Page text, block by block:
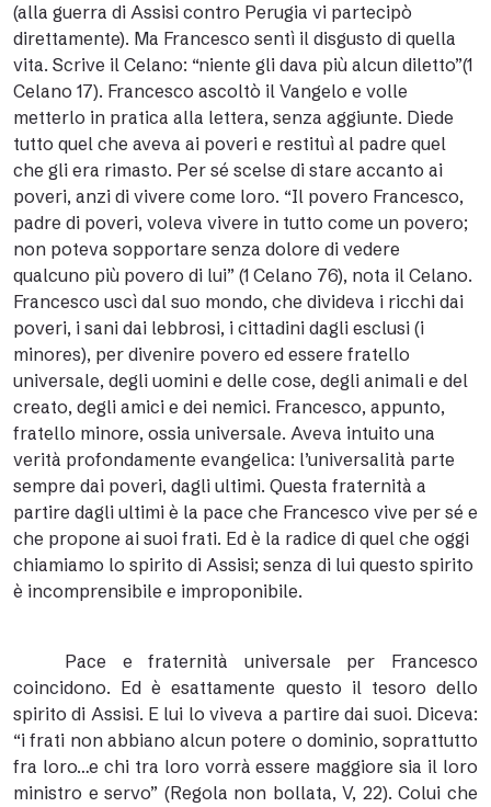
(alla guerra di Assisi contro Perugia vi partecipò
direttamente). Ma Francesco sentì il disgusto di quella
vita. Scrive il Celano: “niente gli dava più alcun diletto”(1
Celano 17). Francesco ascoltò il Vangelo e volle
metterlo in pratica alla lettera, senza aggiunte. Diede
tutto quel che aveva ai poveri e restituì al padre quel
che gli era rimasto. Per sé scelse di stare accanto ai
poveri, anzi di vivere come loro. “Il povero Francesco,
padre di poveri, voleva vivere in tutto come un povero;
non poteva sopportare senza dolore di vedere
qualcuno più povero di lui” (1 Celano 76), nota il Celano.
Francesco uscì dal suo mondo, che divideva i ricchi dai
poveri, i sani dai lebbrosi, i cittadini dagli esclusi (i
minores), per divenire povero ed essere fratello
universale, degli uomini e delle cose, degli animali e del
creato, degli amici e dei nemici. Francesco, appunto,
fratello minore, ossia universale. Aveva intuito una
verità profondamente evangelica: l’universalità parte
sempre dai poveri, dagli ultimi. Questa fraternità a
partire dagli ultimi è la pace che Francesco vive per sé e
che propone ai suoi frati. Ed è la radice di quel che oggi
chiamiamo lo spirito di Assisi; senza di lui questo spirito
è incomprensibile e improponibile.
Pace e fraternità universale per Francesco
coincidono. Ed è esattamente questo il tesoro dello
spirito di Assisi. E lui lo viveva a partire dai suoi. Diceva:
“i frati non abbiano alcun potere o dominio, soprattutto
fra loro…e chi tra loro vorrà essere maggiore sia il loro
ministro e servo” (Regola non bollata, V, 22). Colui che